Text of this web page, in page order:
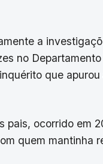
a
no
que
pais, ocorrido em
quem mantinha